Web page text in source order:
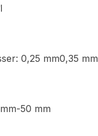
0,25 mm0,35 mm
50 mm